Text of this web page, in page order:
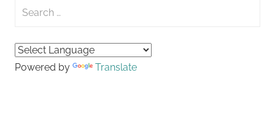
Search
Powered by Translate